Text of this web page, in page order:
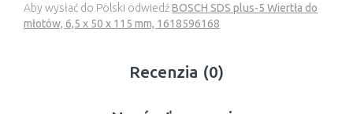
Aby wysłać do Polski odwiedźBOSCH SDS plus-5 Wiertła do
młotów, 6,5 x 50 x 115 mm, 1618596168
Recenzia (0)